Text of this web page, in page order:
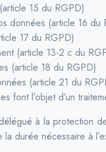
15 du RGPD)
données (article 16 du
17 du RGPD)
(article 13-2 c du
(article 18 du RGPD)
(article 21 du
font l’objet d’un
à la protection
durée nécessaire à